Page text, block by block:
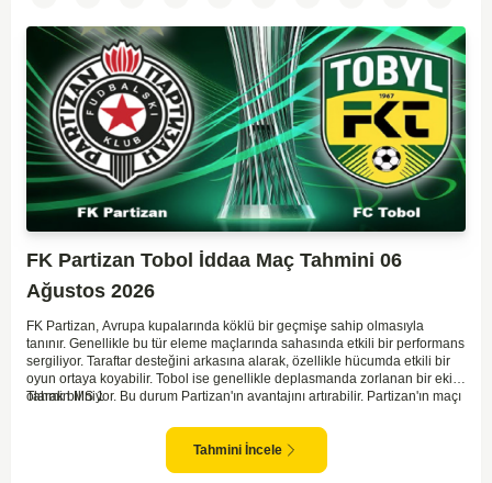
FK Partizan Tobol İddaa Maç Tahmini 06
Ağustos 2026
FK Partizan, Avrupa kupalarında köklü bir geçmişe sahip olmasıyla
tanınır. Genellikle bu tür eleme maçlarında sahasında etkili bir performans
sergiliyor. Taraftar desteğini arkasına alarak, özellikle hücumda etkili bir
oyun ortaya koyabilir. Tobol ise genellikle deplasmanda zorlanan bir ekip
olarak biliniyor. Bu durum Partizan'ın avantajını artırabilir. Partizan'ın maçı
Tahmin MS 1
Tahmini İncele